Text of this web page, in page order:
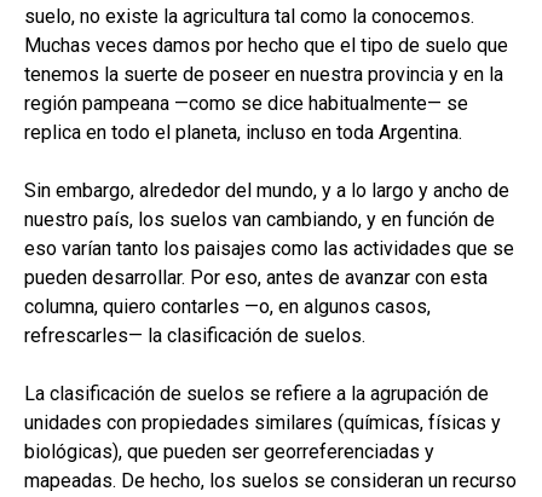
suelo, no existe la agricultura tal como la conocemos.
Muchas veces damos por hecho que el tipo de suelo que
tenemos la suerte de poseer en nuestra provincia y en la
región pampeana —como se dice habitualmente— se
replica en todo el planeta, incluso en toda Argentina.
Sin embargo, alrededor del mundo, y a lo largo y ancho de
nuestro país, los suelos van cambiando, y en función de
eso varían tanto los paisajes como las actividades que se
pueden desarrollar. Por eso, antes de avanzar con esta
columna, quiero contarles —o, en algunos casos,
refrescarles— la clasificación de suelos.
La clasificación de suelos se refiere a la agrupación de
unidades con propiedades similares (químicas, físicas y
biológicas), que pueden ser georreferenciadas y
mapeadas. De hecho, los suelos se consideran un recurso